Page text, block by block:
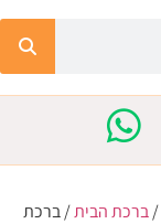
/ברכת הבית/ ברכת